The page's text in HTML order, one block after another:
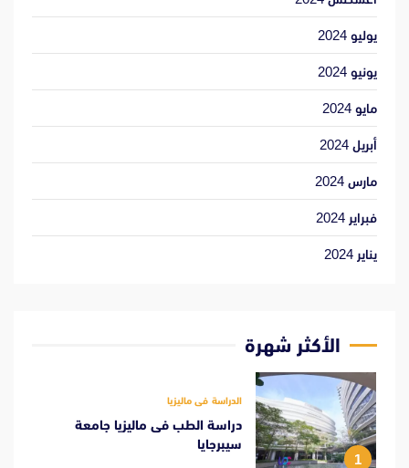
يوليو 2024
يونيو 2024
مايو 2024
أبريل 2024
مارس 2024
فبراير 2024
يناير 2024
الأكثر شهرة
1
الدراسة فى ماليزيا
دراسة الطب فى ماليزيا جامعة
سيبرجايا